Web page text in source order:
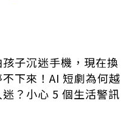
子沉迷手機，現在換
下來！AI 短劇為何越
？小心 5 個生活警訊